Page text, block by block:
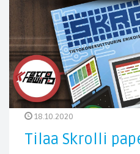
18.10.2020
Tilaa Skrolli